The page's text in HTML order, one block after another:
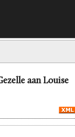
aan Louise